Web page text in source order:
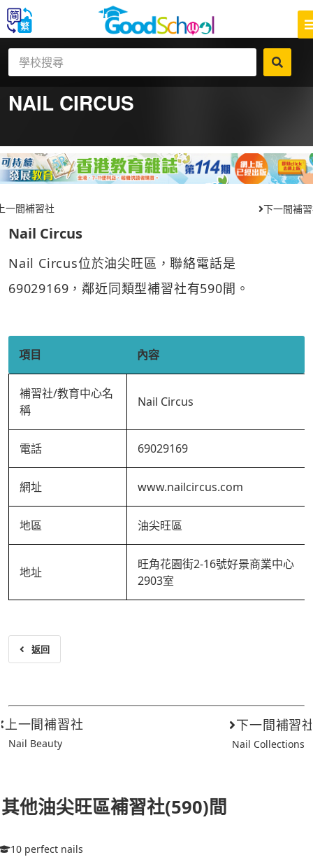
NAIL CIRCUS
一間補習社 下一間補
Nail Circus
Nail Circus位於油尖旺區，聯絡電話是
69029169，鄰近同類型補習社有590間。
項目 內容
補習社/教育中心名
稱
Nail Circus
電話 69029169
網址 www.nailcircus.com
地區 油尖旺區
地址
旺角花園街2-16號好景商業中心
2903室
返回
上一間補習社
Nail Beauty
下一間補習
Nail Collections
其他油尖旺區補習社(590)間
10 perfect nails